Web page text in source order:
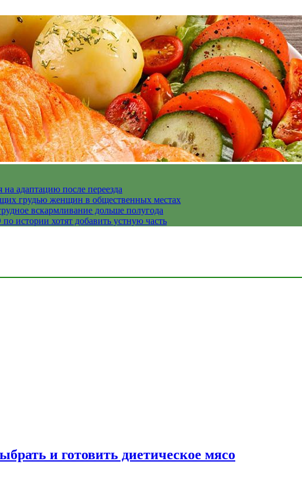
адаптацию после переезда
грудью женщин в общественных местах
вскармливание дольше полугода
истории хотят добавить устную часть
и готовить диетическое мясо